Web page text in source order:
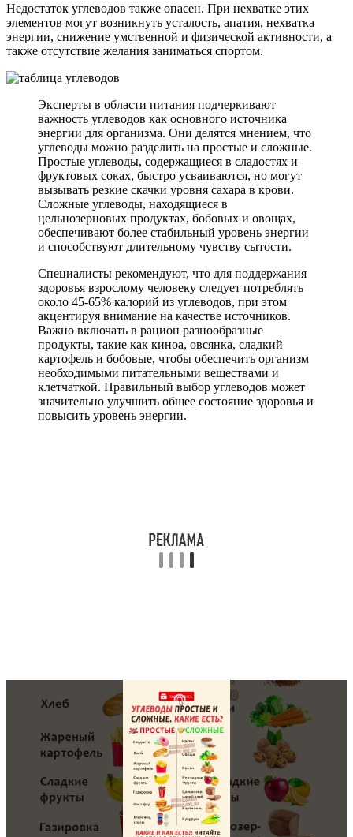
Недостаток углеводов также опасен. При нехватке этих
элементов могут возникнуть усталость, апатия, нехватка
энергии, снижение умственной и физической активности, а
также отсутствие желания заниматься спортом.
Эксперты в области питания подчеркивают
важность углеводов как основного источника
энергии для организма. Они делятся мнением, что
углеводы можно разделить на простые и сложные.
Простые углеводы, содержащиеся в сладостях и
фруктовых соках, быстро усваиваются, но могут
вызывать резкие скачки уровня сахара в крови.
Сложные углеводы, находящиеся в
цельнозерновых продуктах, бобовых и овощах,
обеспечивают более стабильный уровень энергии
и способствуют длительному чувству сытости.
Специалисты рекомендуют, что для поддержания
здоровья взрослому человеку следует потреблять
около 45-65% калорий из углеводов, при этом
акцентируя внимание на качестве источников.
Важно включать в рацион разнообразные
продукты, такие как киноа, овсянка, сладкий
картофель и бобовые, чтобы обеспечить организм
необходимыми питательными веществами и
клетчаткой. Правильный выбор углеводов может
значительно улучшить общее состояние здоровья и
повысить уровень энергии.